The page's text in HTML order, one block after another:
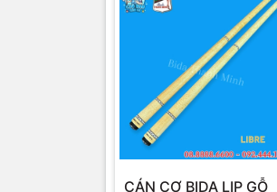
CÁN CƠ BIDA LIP GỖ